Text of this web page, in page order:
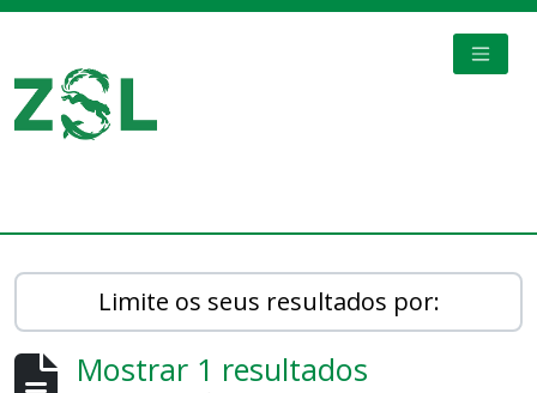
Limite os seus resultados por:
Mostrar 1 resultados